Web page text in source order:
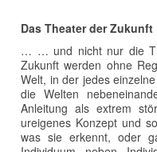
Das Theater der Zukunft
… … und nicht nur die
Zukunft werden ohne
Welt, in der jedes
die Welten
Anleitung als extrem
ureigenes Konzept und
was sie erkennt, oder